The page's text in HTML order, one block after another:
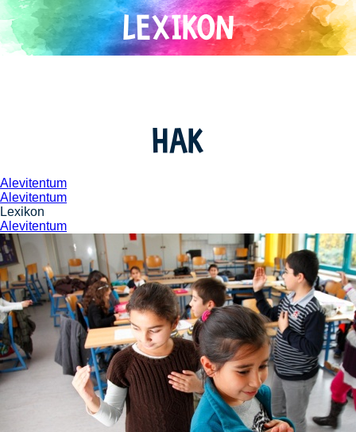
Direkt
zum
Inhalt
HAK
Alevitentum
Alevitentum
Lexikon
Alevitentum